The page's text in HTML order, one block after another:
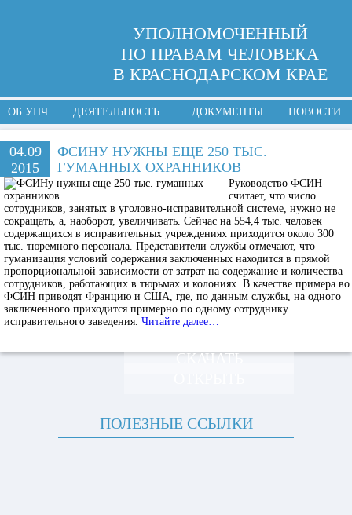
УПОЛНОМОЧЕННЫЙ
ПО ПРАВАМ ЧЕЛОВЕКА
В КРАСНОДАРСКОМ КРАЕ
ОБ УПЧ ДЕЯТЕЛЬНОСТЬ ДОКУМЕНТЫ НОВОСТИ
04.09
2015
ФСИНУ НУЖНЫ ЕЩЕ 250 ТЫС.
ГУМАННЫХ ОХРАННИКОВ
Руководство ФСИН
считает, что число
сотрудников, занятых в уголовно-исправительной системе, нужно не
сокращать, а, наоборот, увеличивать. Сейчас на 554,4 тыс. человек
содержащихся в исправительных учреждениях приходится около 300
тыс. тюремного персонала. Представители службы отмечают, что
гуманизация условий содержания заключенных находится в прямой
пропорциональной зависимости от затрат на содержание и количества
сотрудников, работающих в тюрьмах и колониях. В качестве примера во
ФСИН приводят Францию и США, где, по данным службы, на одного
заключенного приходится примерно по одному сотруднику
исправительного заведения. Читайте далее…
СКАЧАТЬ
ПОЛЕЗНЫЕ ССЫЛКИ